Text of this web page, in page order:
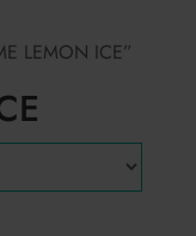
LEMON ICE”